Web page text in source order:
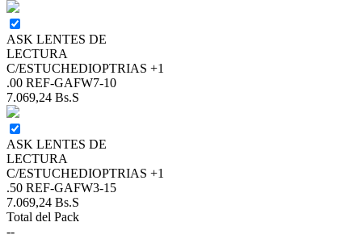
ASK LENTES DE
LECTURA
C/ESTUCHEDIOPTRIAS +1
.00 REF-GAFW7-10
7.069,24 Bs.S
ASK LENTES DE
LECTURA
C/ESTUCHEDIOPTRIAS +1
.50 REF-GAFW3-15
7.069,24 Bs.S
Total del Pack
--